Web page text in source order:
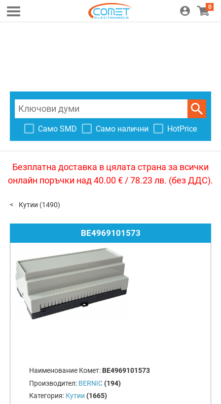
0
Само SMD Само налични HotPrice
Безплатна доставка в цялата страна за всички
онлайн поръчки над 40.00 € / 78.23 лв. (без ДДС).
Кутии (1490)
BE4969101573
Наименование Комет: BE4969101573
Производител: BERNIC(194)
Категория: Кутии (1665)